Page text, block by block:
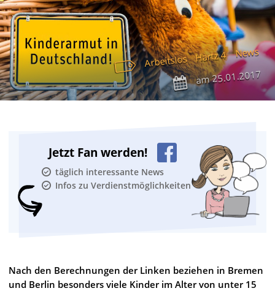
Arbeitslos Hartz 4 News
am25.01.2017
Jetzt Fan werden!
täglich interessante News
Infos zu Verdienstmöglichkeiten
Nach den Berechnungen der Linken beziehen in Bremen
und Berlin besonders viele Kinder im Alter von unter 15